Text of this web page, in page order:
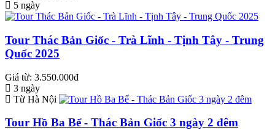
5 ngày
Tour Thác Bản Giốc - Trà Lĩnh - Tịnh Tây - Trung
Quốc 2025
Giá từ: 3.550.000đ
3 ngày
Từ Hà Nội
Tour Hồ Ba Bể - Thác Bản Giốc 3 ngày 2 đêm